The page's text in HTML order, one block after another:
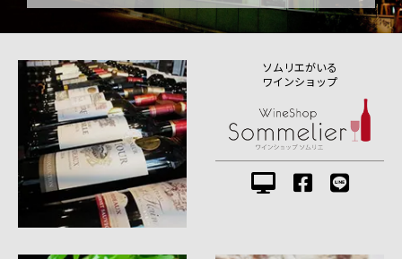
ソムリエがいる
ワインショップ